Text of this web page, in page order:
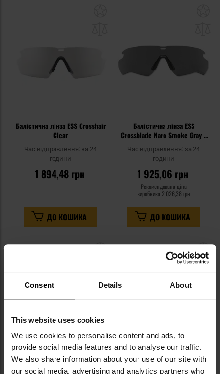
Consent Details About
This website uses cookies
We use cookies to personalise content and ads, to
provide social media features and to analyse our traffic.
We also share information about your use of our site with
our social media, advertising and analytics partners who
Балістична лінза ESS Crosshair
Clear
Час відправлення: за 24
години
1 894,48 грн
ДО КОШИКА
Балістична лінза ESS
Crossblade Naro Smoke Gray -
Час відправлення: за 24
години
1 925,06 грн
Рекомендована ціна
виробника 2 026,38 грн
ДО КОШИКА
Додати
списку
уподобань
ESS Crossblade Naro видошукач
Об'єктив Oakley SI Ballistic M